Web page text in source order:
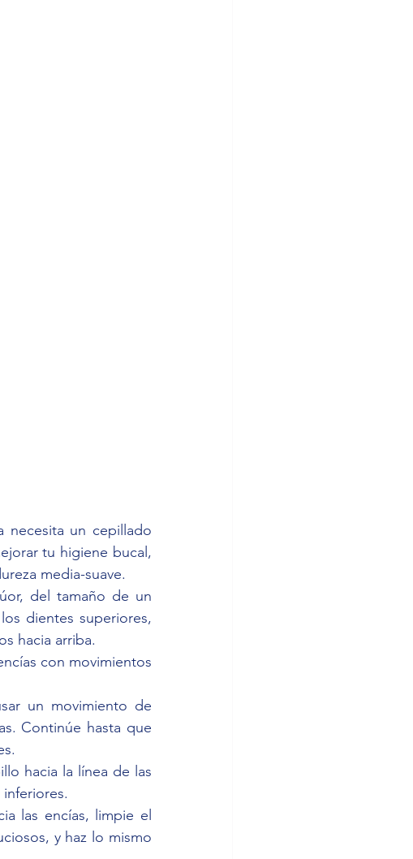
necesita un cepillado
tu higiene bucal,
media-suave.
del tamaño de un
dientes superiores,
hacia arriba.
con movimientos
un movimiento de
Continúe hasta que
hacia la línea de las
las encías, limpie el
y haz lo mismo